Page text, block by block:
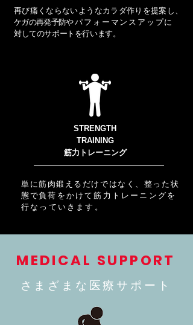
再び痛くならないようなカラダ作りを提案し、
ケガの再発予防やパフォーマンスアップに
対してのサポートを行います。
STRENGTH
TRAINING
​筋力トレーニング
単に筋肉鍛えるだけではなく、整った状
態で負荷をかけて筋力トレーニングを
行なっていきます。
MEDICAL SUPPORT
​さまざまな医療サポート